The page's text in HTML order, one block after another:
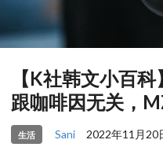
【K社韩文小百
跟咖啡因无关，
生活 Sani 2022年11月20